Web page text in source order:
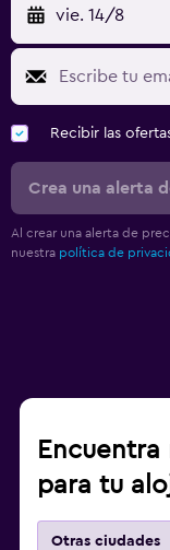
vie. 14/8
Recibir las
Crea una alerta
Al crear una alerta de
nuestra política de
para tu
Otras ciudades